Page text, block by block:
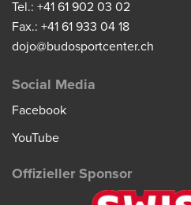
Tel.: +41 61 902 03 02
Fax.: +41 61 933 04 18
dojo@budosportcenter.ch
Social Media
Facebook
YouTube
Offizieller Sponsor